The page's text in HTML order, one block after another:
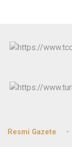
Resmi Gazete